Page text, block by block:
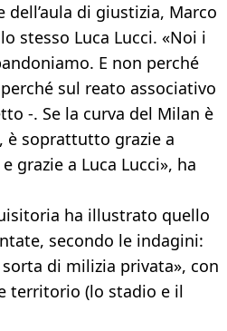
di giustizia, Marco
stesso Luca Lucci. «Noi i
E non perché
sul reato associativo
-. Se la curva del Milan è
è soprattutto grazie a
grazie a Luca Lucci», ha
ha illustrato quello
secondo le indagini:
di milizia privata», con
territorio (lo stadio e il